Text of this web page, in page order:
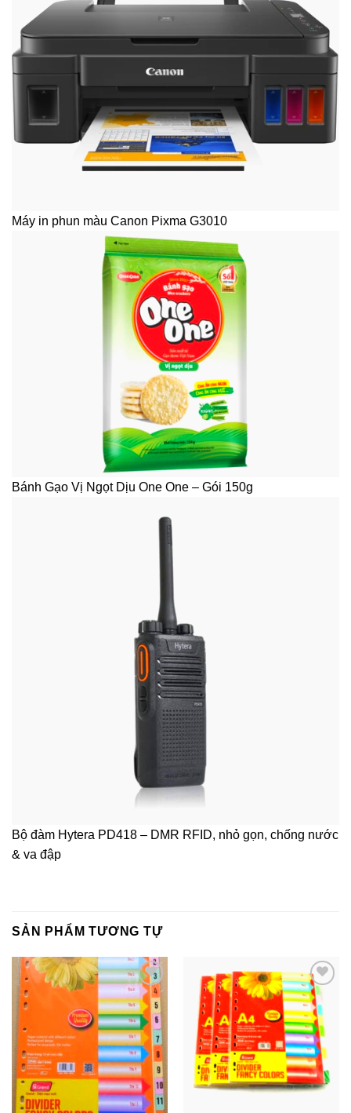
Máy in phun màu Canon Pixma G3010
Bánh Gạo Vị Ngọt Dịu One One – Gói 150g
Bộ đàm Hytera PD418 – DMR RFID, nhỏ gọn, chống nước
& va đập
SẢN PHẨM TƯƠNG TỰ